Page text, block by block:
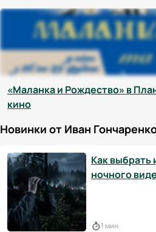
«Маланка и Рождество» в
кино
Новинки от Иван
Как выбрать
ночного
1 мин